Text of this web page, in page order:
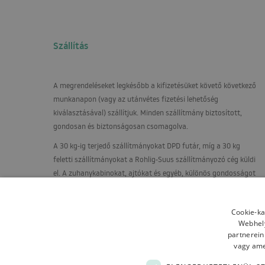
Szállítás
A megrendeléseket legkésőbb a kifizetésüket követő következő
munkanapon (vagy az utánvétes fizetési lehetőség
kiválasztásával) szállítjuk. Minden szállítmány biztosított,
gondosan és biztonságosan csomagolva.
A 30 kg-ig terjedő szállítmányokat DPDfutár, míg a 30 kg
feletti szállítmányokat a Rohlig-Suus szállítmányozó cég küldi
el. A zuhanykabinokat, ajtókat és egyéb, különös gondosságot
Cookie-
vagy